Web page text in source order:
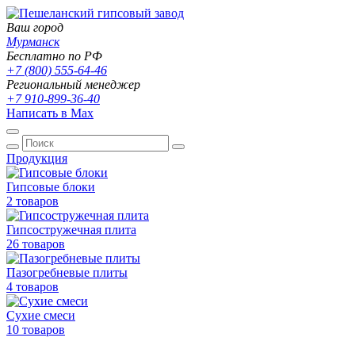
Ваш город
Мурманск
Бесплатно по РФ
+7 (800) 555-64-46
Региональный менеджер
+7 910-899-36-40
Написать в Max
Продукция
Гипсовые блоки
2 товаров
Гипсостружечная плита
26 товаров
Пазогребневые плиты
4 товаров
Сухие смеси
10 товаров